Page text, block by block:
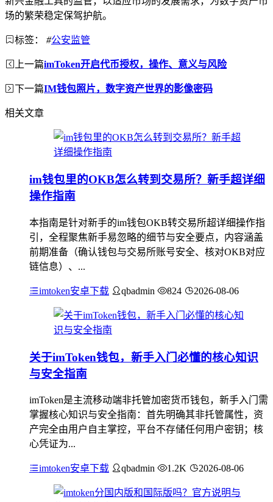
场的繁荣稳定保驾护航。
标签： #公安监管
上一篇imToken开启代币授权，操作、意义与风险
下一篇IM钱包照片，数字资产世界的影像密码
相关文章
im钱包里的OKB怎么转到交易所？新手超详细
操作指南
本指南是针对新手的im钱包OKB转交易所超详细操作指
引，全程聚焦新手易忽略的细节与安全要点，内容涵盖
前期准备（确认钱包与交易所账号安全、核对OKB对应
链信息）、...
imtoken安卓下载 qbadmin 824 2026-08-06
关于imToken钱包，新手入门必懂的核心知识
与安全指南
imToken是主流移动端非托管加密货币钱包，新手入门需
掌握核心知识与安全指南：首先明确其非托管属性，资
产完全由用户自主掌控，平台不存储任何用户密钥；核
心凭证为...
imtoken安卓下载 qbadmin 1.2K 2026-08-06